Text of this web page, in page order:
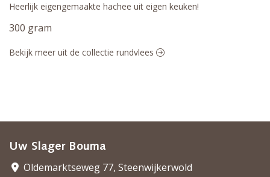
Heerlijk eigengemaakte hachee uit eigen keuken!
300 gram
Bekijk meer uit de collectie rundvlees
Uw Slager Bouma
Oldemarktseweg 77, Steenwijkerwold